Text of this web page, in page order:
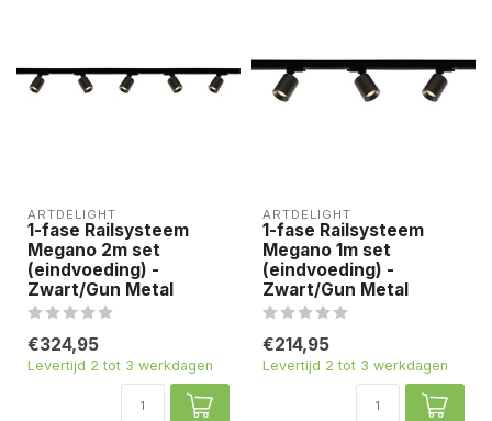
ARTDELIGHT
1-fase Railsysteem
Megano 2m set
(eindvoeding) -
Zwart/Gun Metal
€324,95
Levertijd 2 tot 3 werkdagen
ARTDELIGHT
1-fase Railsysteem
Megano 1m set
(eindvoeding) -
Zwart/Gun Metal
€214,95
Levertijd 2 tot 3 werkdagen